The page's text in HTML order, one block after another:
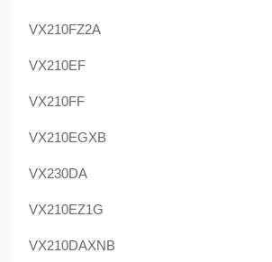
VX210FZ2A
VX210EF
VX210FF
VX210EGXB
VX230DA
VX210EZ1G
VX210DAXNB